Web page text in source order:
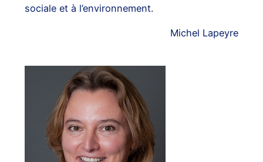
sociale et à l’environnement.
Michel Lapeyre